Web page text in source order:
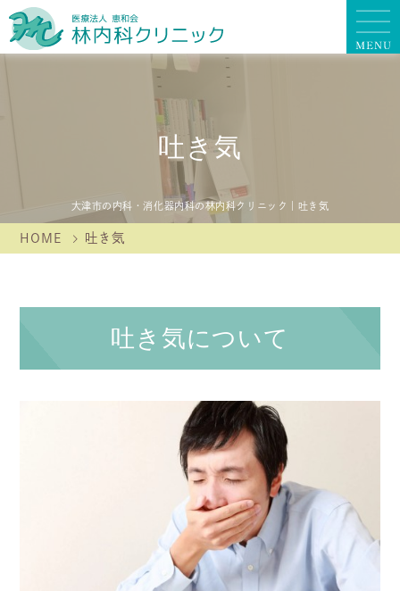
吐き気
大津市の内科・消化器内科の林内科クリニック｜吐き気
HOME 吐き気
吐き気について